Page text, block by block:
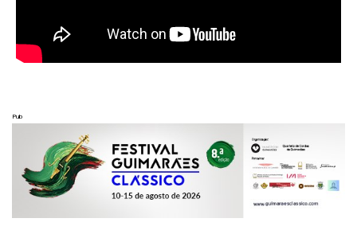
Pub